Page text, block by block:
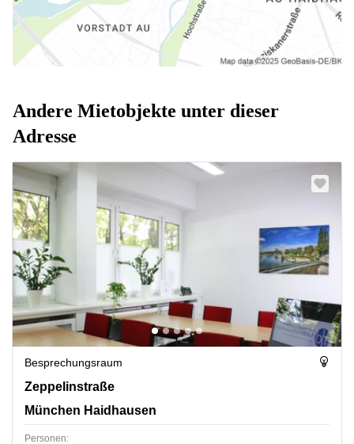
Andere Mietobjekte unter dieser
Adresse
Besprechungsraum
Zeppelinstraße 71-73, München Haidhausen
Zeppelinstraße
München Haidhausen
Personen: